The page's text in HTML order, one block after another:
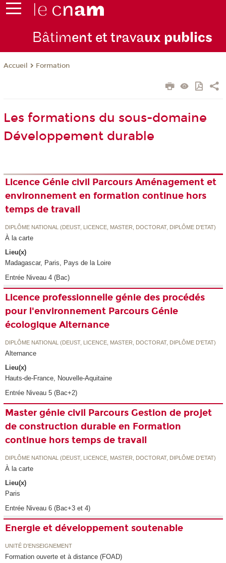
Bâtiment et travaux publics
Accueil Formation
Les formations du sous-domaine
Développement durable
Licence Génie civil Parcours Aménagement et
environnement en formation continue hors
temps de travail
DIPLÔME NATIONAL (DEUST, LICENCE, MASTER, DOCTORAT, DIPLÔME D'ETAT)
À la carte
Lieu(x)
Madagascar, Paris, Pays de la Loire
Entrée Niveau 4 (Bac)
Licence professionnelle génie des procédés
pour l'environnement Parcours Génie
écologique Alternance
DIPLÔME NATIONAL (DEUST, LICENCE, MASTER, DOCTORAT, DIPLÔME D'ETAT)
Alternance
Lieu(x)
Hauts-de-France, Nouvelle-Aquitaine
Entrée Niveau 5 (Bac+2)
Master génie civil Parcours Gestion de projet
de construction durable en Formation
continue hors temps de travail
DIPLÔME NATIONAL (DEUST, LICENCE, MASTER, DOCTORAT, DIPLÔME D'ETAT)
À la carte
Lieu(x)
Paris
Entrée Niveau 6 (Bac+3 et 4)
Energie et développement soutenable
UNITÉ D’ENSEIGNEMENT
Formation ouverte et à distance (FOAD)